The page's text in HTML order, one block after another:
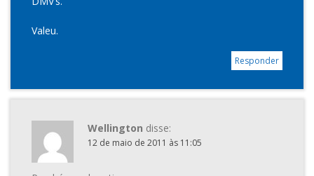
Valeu.
Responder
Wellington disse:
12 de maio de 2011 às 11:05